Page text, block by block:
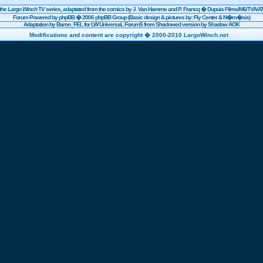
Largo WinchTV series, adaptated from the comics by J. Van Hamme and P. Francq �DupuisFilms/M6/TVA/
Forum Powered byphpBB� 2006 phpBB Group (Basic design & pictures by: Fly Center & N�m�sis)
Adaptation by Baron_FEL for LW UniversaL Forum$ from Shadowed version by Shadow AOK
Modifications and content are copyright � 2000-2010 LargoWinch.net